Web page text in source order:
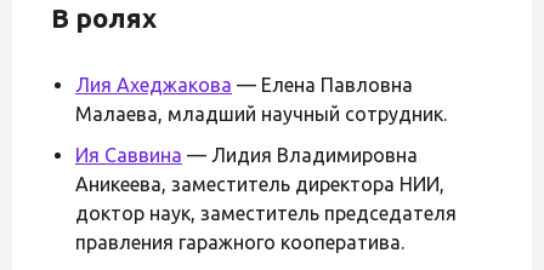
В ролях
Лия Ахеджакова — Елена Павловна
Малаева, младший научный сотрудник.
Ия Саввина — Лидия Владимировна
Аникеева, заместитель директора НИИ,
доктор наук, заместитель председателя
правления гаражного кооператива.